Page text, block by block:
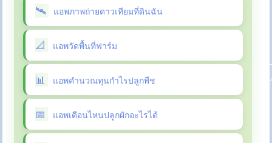
แอพภาพถ่ายดาวเทียมที่ดินฉัน
แอพวัดพื้นที่ฟาร์ม
แอพคำนวณทุนกำไรปลูกพืช
แอพเดือนไหนปลูกผักอะไรได้